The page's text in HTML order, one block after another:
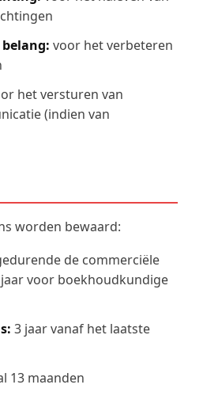
voor het verbeteren
het versturen van
(indien van
worden bewaard:
de commerciële
voor boekhoudkundige
3 jaar vanaf het laatste
13 maanden